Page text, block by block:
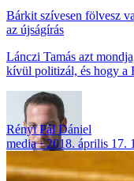
Bárkit szívesen fölvesz
az újságírás
Lánczi Tamás azt
kívül politizál, és hogy a
Rényi Pál Dániel
media
2018. április 17.